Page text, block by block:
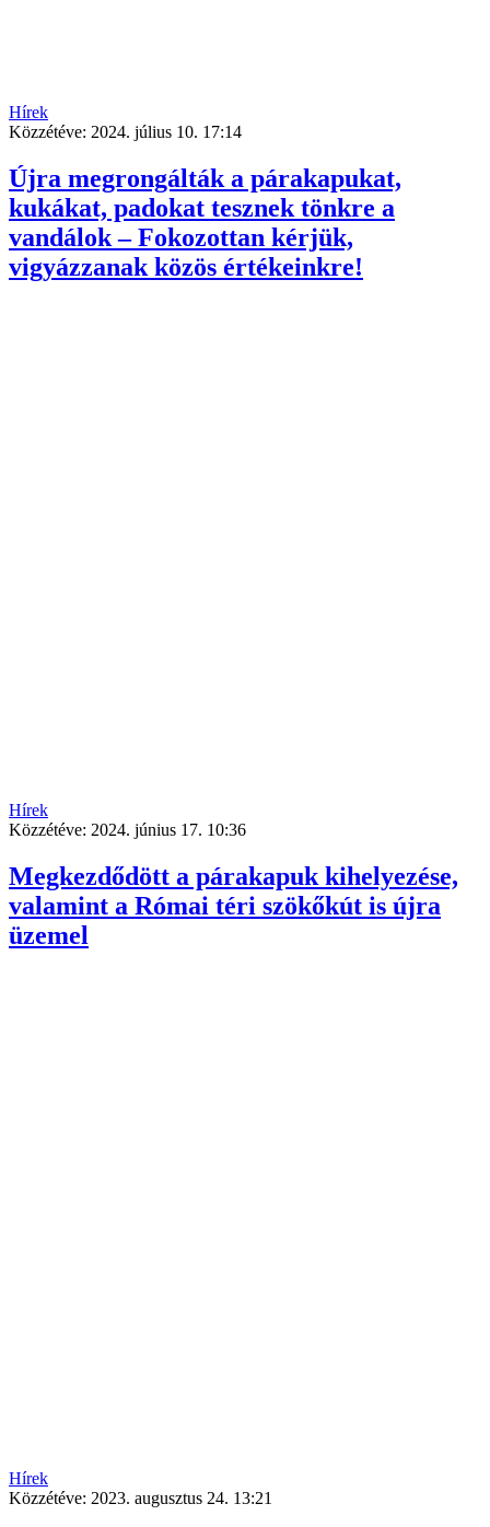
Hírek
Közzétéve: 2024. július 10. 17:14
Újra megrongálták a párakapukat,
kukákat, padokat tesznek tönkre a
vandálok – Fokozottan kérjük,
vigyázzanak közös értékeinkre!
Hírek
Közzétéve: 2024. június 17. 10:36
Megkezdődött a párakapuk kihelyezése,
valamint a Római téri szökőkút is újra
üzemel
Hírek
Közzétéve: 2023. augusztus 24. 13:21